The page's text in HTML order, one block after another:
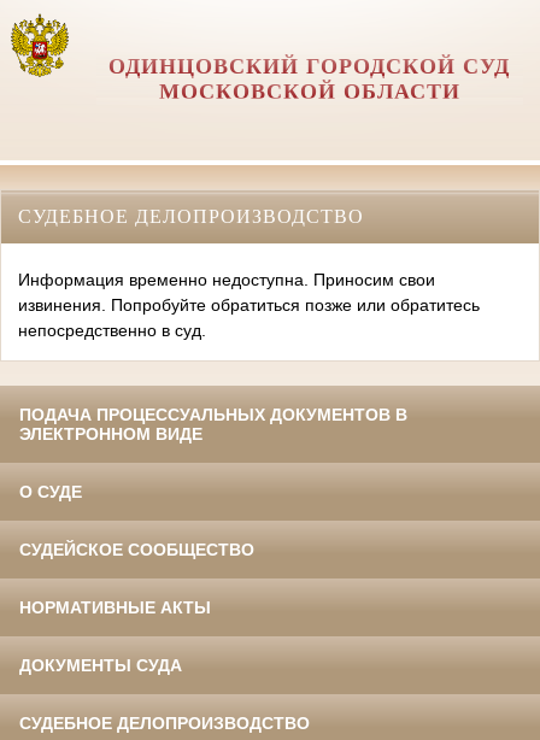
ОДИНЦОВСКИЙ ГОРОДСКОЙ СУД
МОСКОВСКОЙ ОБЛАСТИ
СУДЕБНОЕ ДЕЛОПРОИЗВОДСТВО
Информация временно недоступна. Приносим свои
извинения. Попробуйте обратиться позже или обратитесь
непосредственно в суд.
ПОДАЧА ПРОЦЕССУАЛЬНЫХ ДОКУМЕНТОВ В
ЭЛЕКТРОННОМ ВИДЕ
О СУДЕ
СУДЕЙСКОЕ СООБЩЕСТВО
НОРМАТИВНЫЕ АКТЫ
ДОКУМЕНТЫ СУДА
СУДЕБНОЕ ДЕЛОПРОИЗВОДСТВО